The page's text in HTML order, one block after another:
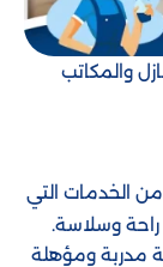
والمكاتب
الخدمات التي
راحة وسلاسة.
مدربة ومؤهلة